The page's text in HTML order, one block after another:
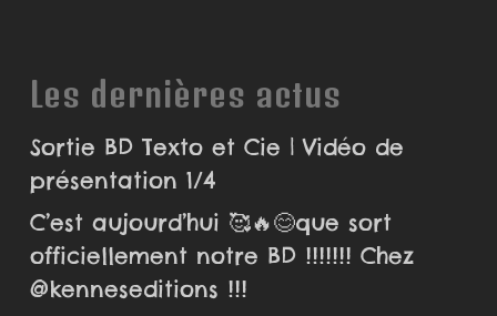
Les dernières actus
Sortie BD Texto et Cie | Vidéo de
présentation 1/4
C’est aujourd’hui 🥰🔥😊que sort
officiellement notre BD !!!!!!! Chez
@kenneseditions !!!